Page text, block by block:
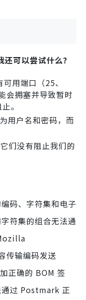
可以尝试什么？
用端口（25、
会拥塞并导致暂时
。
用户名和密码，而
们没有阻止我们的
码、字符集和电子
符集的组合无法通
输编码发送
正确的 BOM 签
通过 Postmark 正